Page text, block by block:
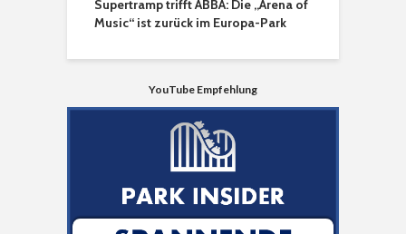
Supertramp trifft ABBA: Die „Arena of
Music“ ist zurück im Europa-Park
YouTube Empfehlung